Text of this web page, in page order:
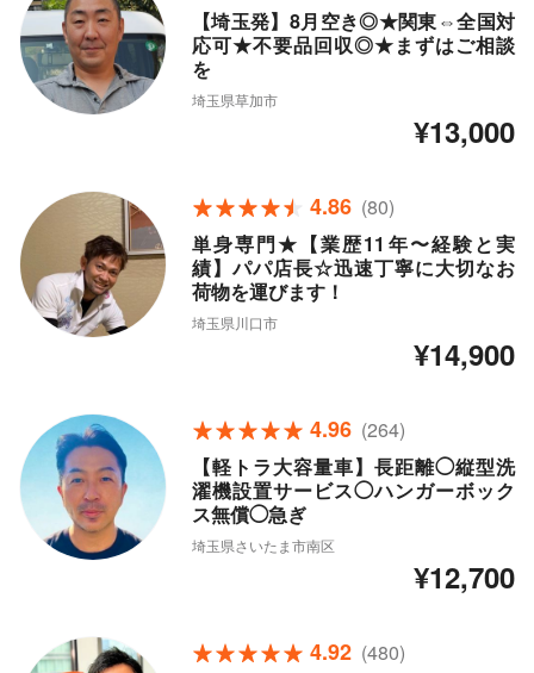
【埼玉発】8月空き◎★関東⇔全国対
応可★不要品回収◎★まずはご相談
を
埼玉県草加市
¥13,000
4.86 (80)
単身専門★【業歴11年〜経験と実
績】パパ店長☆迅速丁寧に大切なお
荷物を運びます！
埼玉県川口市
¥14,900
4.96 (264)
【軽トラ大容量車】長距離◯縦型洗
濯機設置サービス◯ハンガーボック
ス無償◯急ぎ
埼玉県さいたま市南区
¥12,700
4.92 (480)